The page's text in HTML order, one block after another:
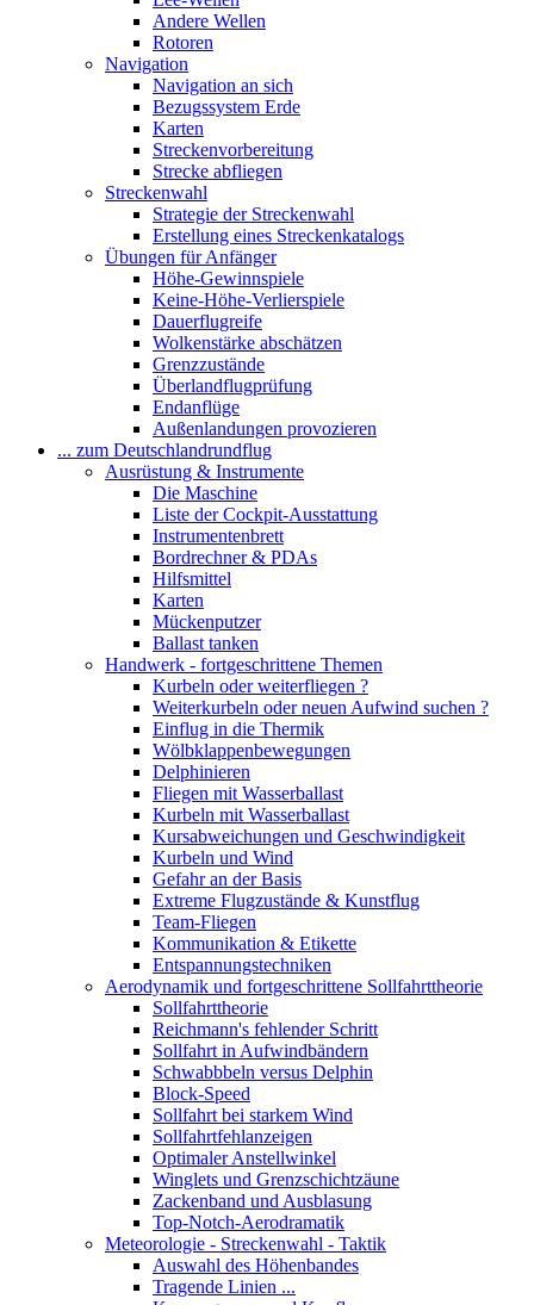
Andere Wellen
Rotoren
Navigation
Navigation an sich
Bezugssystem Erde
Karten
Streckenvorbereitung
Strecke abfliegen
Streckenwahl
Strategie der Streckenwahl
Erstellung eines Streckenkatalogs
Übungen für Anfänger
Höhe-Gewinnspiele
Keine-Höhe-Verlierspiele
Dauerflugreife
Wolkenstärke abschätzen
Grenzzustände
Überlandflugprüfung
Endanflüge
Außenlandungen provozieren
... zum Deutschlandrundflug
Ausrüstung & Instrumente
Die Maschine
Liste der Cockpit-Ausstattung
Instrumentenbrett
Bordrechner & PDAs
Hilfsmittel
Karten
Mückenputzer
Ballast tanken
Handwerk - fortgeschrittene Themen
Kurbeln oder weiterfliegen ?
Weiterkurbeln oder neuen Aufwind suchen ?
Einflug in die Thermik
Wölbklappenbewegungen
Delphinieren
Fliegen mit Wasserballast
Kurbeln mit Wasserballast
Kursabweichungen und Geschwindigkeit
Kurbeln und Wind
Gefahr an der Basis
Extreme Flugzustände & Kunstflug
Team-Fliegen
Kommunikation & Etikette
Entspannungstechniken
Aerodynamik und fortgeschrittene Sollfahrttheorie
Sollfahrttheorie
Reichmann's fehlender Schritt
Sollfahrt in Aufwindbändern
Schwabbbeln versus Delphin
Block-Speed
Sollfahrt bei starkem Wind
Sollfahrtfehlanzeigen
Optimaler Anstellwinkel
Winglets und Grenzschichtzäune
Zackenband und Ausblasung
Top-Notch-Aerodramatik
Meteorologie - Streckenwahl - Taktik
Auswahl des Höhenbandes
Tragende Linien ...